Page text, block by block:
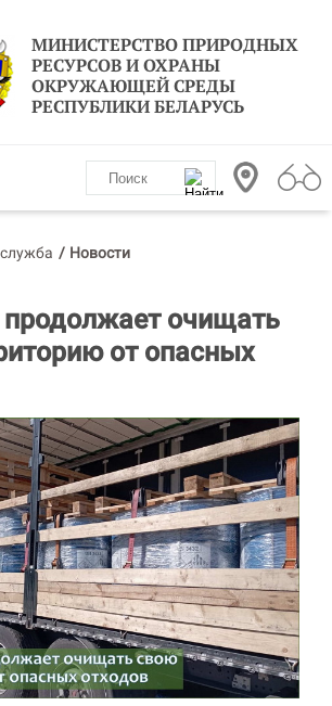
МИНИСТЕРСТВО ПРИРОДНЫХ
РЕСУРСОВ И ОХРАНЫ
ОКРУЖАЮЩЕЙ СРЕДЫ
РЕСПУБЛИКИ БЕЛАРУСЬ
/ Новости
продолжает очищать
от опасных